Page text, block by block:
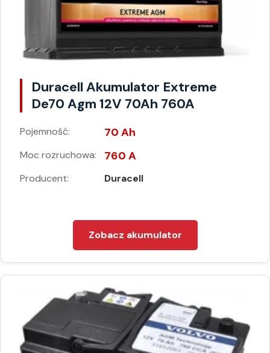
Duracell Akumulator Extreme
De70 Agm 12V 70Ah 760A
Pojemność: 70 Ah
Moc rozruchowa: 760 A
Producent: Duracell
Zobacz akumulator